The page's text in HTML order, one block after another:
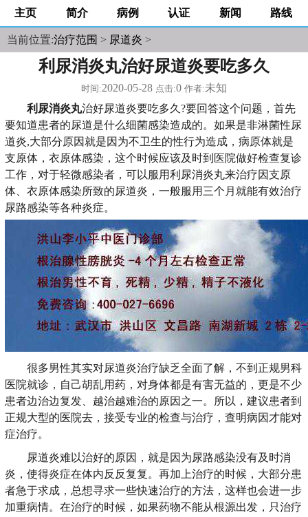
主页 简介 病例 认证 新闻 路线
当前位置:治疗范围 > 尿道炎 >
利尿消炎丸治好尿道炎要吃多久
时间:2020-05-28 点击:0 作者:未知
利尿消炎丸治好尿道炎要吃多久?要回答这个问题，首先
要知道患者的尿道是什么细菌感染造成的。如果是非淋菌性尿
道炎,大部分原因就是因为不卫生的性行为造成，病原体就是
支原体，衣原体感染，这个时候应该及时到医院做好检查复诊
工作，对于轻微感染者，可以服用利尿消炎丸来治疗因支原
体、衣原体感染所致的尿道炎，一般服用三个月就能有效治疗
尿路感染等各种炎症。
很多男性其实对尿道炎治疗缺乏全面了解，不到正规男科
医院就诊，自己胡乱用药，对身体都是有害无益的，更是不少
患者边治边复发、越治越难治的原因之一。所以，建议患者到
正规大型的医院去，接受专业的检查与治疗，查明病因才能对
症治疗。
尿道炎难以治好的原因，就是因为尿路感染没有及时消
炎，使得炎症在体内反反复复。再加上治疗的时候，大部分患
者急于求成，总想寻求一些快速治疗的方法，这样也会进一步
加重病情。在治疗的时候，如果药物不能从根源出发，只治疗